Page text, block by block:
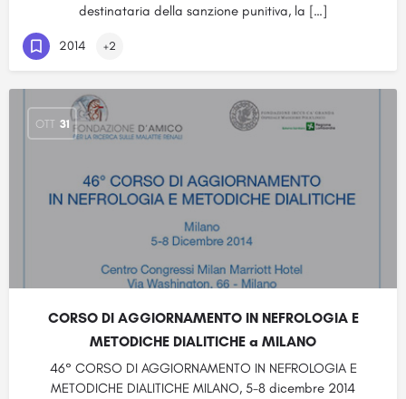
destinataria della sanzione punitiva, la […]
2014 +2
OTT 31
CORSO DI AGGIORNAMENTO IN NEFROLOGIA E
METODICHE DIALITICHE a MILANO
46° CORSO DI AGGIORNAMENTO IN NEFROLOGIA E
METODICHE DIALITICHE MILANO, 5-8 dicembre 2014